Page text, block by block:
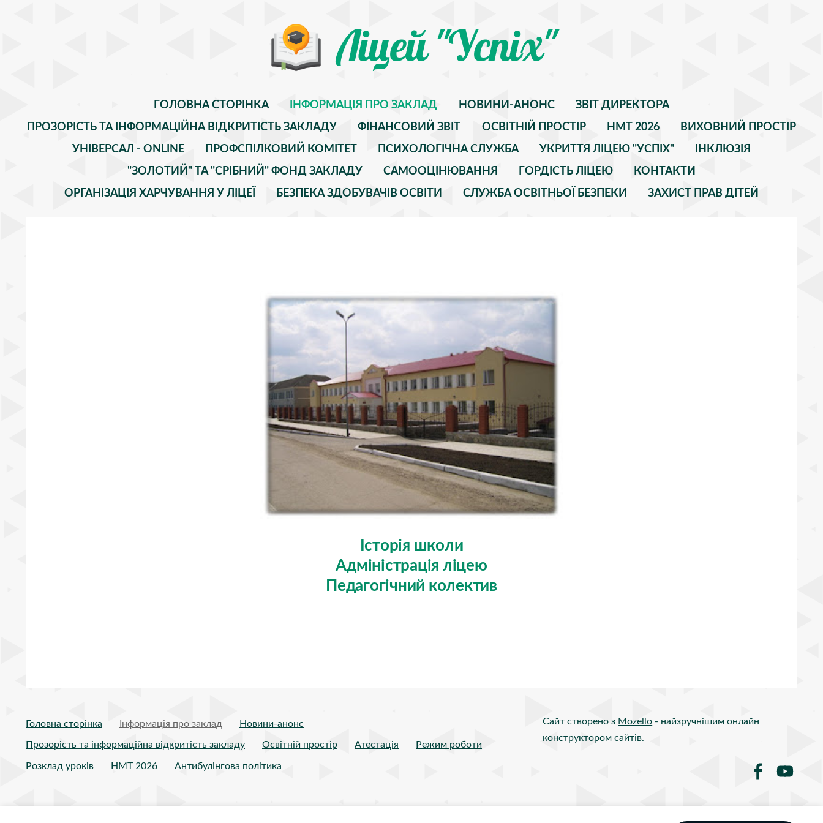
Ліцей "Успіх"
ГОЛОВНА СТОРІНКА ІНФОРМАЦІЯ ПРО ЗАКЛАД НОВИНИ-АНОНС
ЗВІТ ДИРЕКТОРА
ПРОЗОРІСТЬ ТА ІНФОРМАЦІЙНА ВІДКРИТІСТЬ ЗАКЛАДУ
ФІНАНСОВИЙ ЗВІТ ОСВІТНІЙ ПРОСТІР НМТ 2026
ВИХОВНИЙ ПРОСТІР
УНІВЕРСАЛ - ONLINE
ПРОФСПІЛКОВИЙ КОМІТЕТ ПСИХОЛОГІЧНА СЛУЖБА УКРИТТЯ ЛІЦЕЮ "УСПІХ"
ІНКЛЮЗІЯ
"ЗОЛОТИЙ" ТА "СРІБНИЙ" ФОНД ЗАКЛАДУ
САМООЦІНЮВАННЯ ГОРДІСТЬ ЛІЦЕЮ
КОНТАКТИ
ОРГАНІЗАЦІЯ ХАРЧУВАННЯ У ЛІЦЕЇ
БЕЗПЕКА ЗДОБУВАЧІВ ОСВІТИ СЛУЖБА ОСВІТНЬОЇ БЕЗПЕКИ ЗАХИСТ ПРАВ ДІТЕЙ
Історія школи
Адміністрація ліцею
Педагогічний колектив
Головна сторінка Інформація про заклад
Новини-анонс
Прозорість та інформаційна відкритість закладу
Освітній простір Атестація
Режим роботи
Розклад уроків
НМТ 2026 Антибулінгова політика
Сайт створено з Mozello - найзручнішим онлайн
конструктором сайтів.